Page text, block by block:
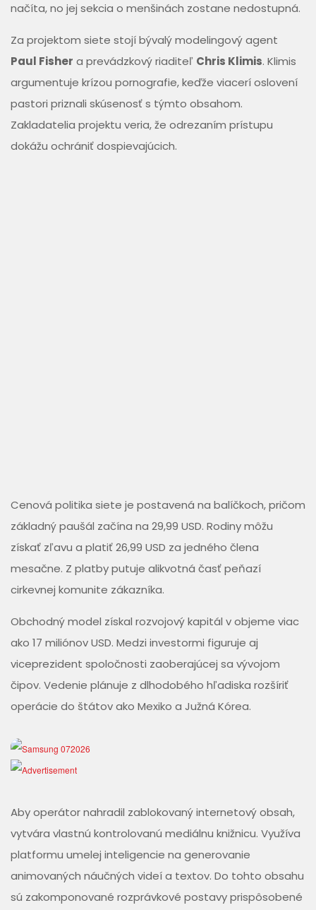
načíta, no jej sekcia o menšinách zostane nedostupná.
Za projektom siete stojí bývalý modelingový agent
Paul Fisher a prevádzkový riaditeľ Chris Klimis. Klimis
argumentuje krízou pornografie, keďže viacerí oslovení
pastori priznali skúsenosť s týmto obsahom.
Zakladatelia projektu veria, že odrezaním prístupu
dokážu ochrániť dospievajúcich.
Cenová politika siete je postavená na balíčkoch, pričom
základný paušál začína na 29,99 USD. Rodiny môžu
získať zľavu a platiť 26,99 USD za jedného člena
mesačne. Z platby putuje alikvotná časť peňazí
cirkevnej komunite zákazníka.
Obchodný model získal rozvojový kapitál v objeme viac
ako 17 miliónov USD. Medzi investormi figuruje aj
viceprezident spoločnosti zaoberajúcej sa vývojom
čipov. Vedenie plánuje z dlhodobého hľadiska rozšíriť
operácie do štátov ako Mexiko a Južná Kórea.
Aby operátor nahradil zablokovaný internetový obsah,
vytvára vlastnú kontrolovanú mediálnu knižnicu. Využíva
platformu umelej inteligencie na generovanie
animovaných náučných videí a textov. Do tohto obsahu
sú zakomponované rozprávkové postavy prispôsobené